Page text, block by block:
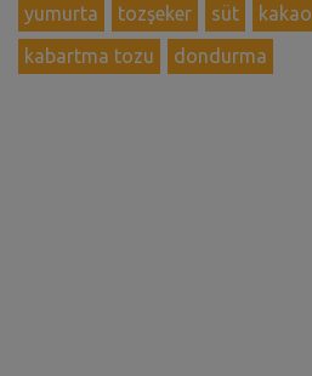
yumurta tozşeker süt kakao
kabartma tozu
dondurma